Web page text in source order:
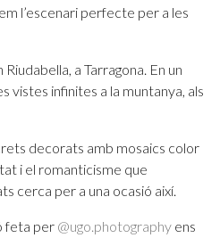
l’escenari perfecte per a les
a Tarragona. En un
vistes infinites a la muntanya, als
decorats amb mosaics color
i el romanticisme que
cerca per a una ocasió així.
feta per @ugo.photography ens